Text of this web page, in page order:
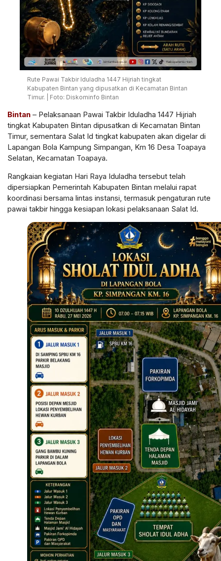
Rute Pawai Takbir Iduladha 1447 Hijriah tingkat
Kabupaten Bintan yang dipusatkan di Kecamatan Bintan
Timur. | Foto: Diskominfo Bintan
Bintan – Pelaksanaan Pawai Takbir Iduladha 1447 Hijriah
tingkat Kabupaten Bintan dipusatkan di Kecamatan Bintan
Timur, sementara Salat Id tingkat kabupaten akan digelar di
Lapangan Bola Kampung Simpangan, Km 16 Desa Toapaya
Selatan, Kecamatan Toapaya.
Rangkaian kegiatan Hari Raya Iduladha tersebut telah
dipersiapkan Pemerintah Kabupaten Bintan melalui rapat
koordinasi bersama lintas instansi, termasuk pengaturan rute
pawai takbir hingga kesiapan lokasi pelaksanaan Salat Id.